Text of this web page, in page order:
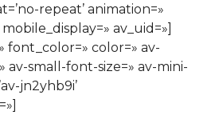
repeat’ animation=»
av_uid=»]
font_color=» color=» av-
av-small-font-size=» av-mini-
jn2yhb9i’